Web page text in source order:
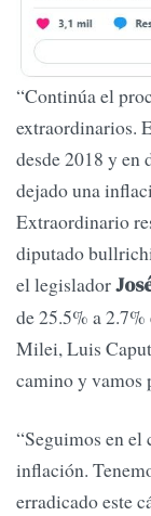
“Continúa el
extraordinarios.
desde 2018 y
dejado una
Extraordinario
diputado
el legislador
de 25.5% a
Milei, Luis
camino y vamos
“Seguimos en el
inflación.
erradicado este